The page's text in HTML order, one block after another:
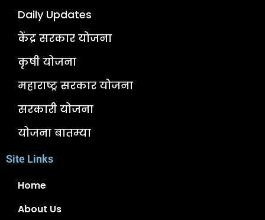
Daily Updates
केंद्र सरकार योजना
कृषी योजना
महाराष्ट्र सरकार योजना
सरकारी योजना
योजना बातम्या
Site Links
Home
About Us